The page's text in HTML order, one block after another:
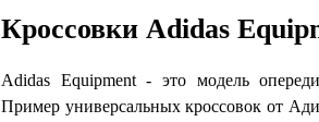
Кроссовки Adidas
Adidas Equipment - это модель
Пример универсальных кроссовок от